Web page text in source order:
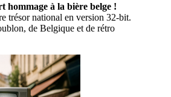
hommage à la bière belge !
trésor national en version 32-bit.
de Belgique et de rétro